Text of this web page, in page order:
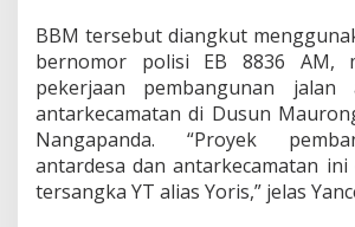
D
i
t
a
n
g
a
p
BBM tersebut diangkut
bernomor polisi EB 8836 AM,
pekerjaan pembangunan jalan
antarkecamatan di Dusun
Nangapanda. “Proyek
antardesa dan antarkecamatan
tersangka YT alias Yoris,” jelas